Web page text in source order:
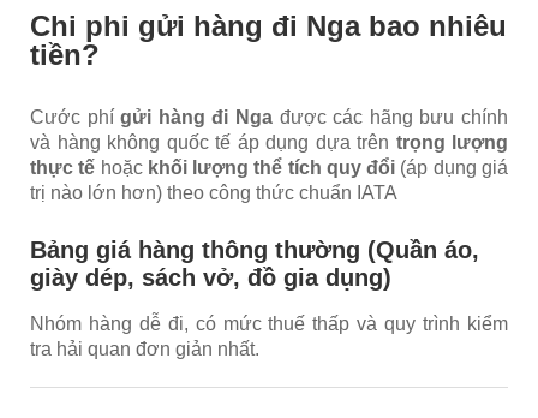
Chi phi gửi hàng đi Nga bao nhiêu
tiền?
Cước phígửi hàng đi Nga được các hãng bưu chính
và hàng không quốc tế áp dụng dựa trên trọng lượng
thực tế hoặc khối lượng thể tích quy đổi (áp dụng giá
trị nào lớn hơn) theo công thức chuẩn IATA
Bảng giá hàng thông thường (Quần áo,
giày dép, sách vở, đồ gia dụng)
Nhóm hàng dễ đi, có mức thuế thấp và quy trình kiểm
tra hải quan đơn giản nhất.